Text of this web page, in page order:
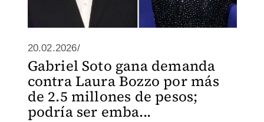
20.02.2026/
Gabriel Soto gana demanda
contra Laura Bozzo por más
de 2.5 millones de pesos;
podría ser emba...